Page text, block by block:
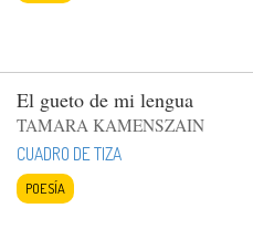
El gueto de mi lengua
TAMARA KAMENSZAIN
CUADRO DE TIZA
POESÍA